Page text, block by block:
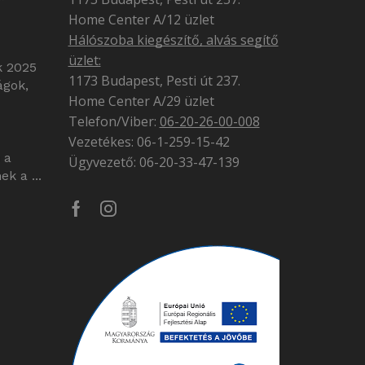
2025
a
a ...
Home Center A/12 üzlet
Hálószoba kiegészítő, alvás segítő
üzlet:
1173 Budapest, Pesti út 237.
Home Center A/29 üzlet
Telefon/Viber: 06-20-26-00-008
Vezetékes: 06-1-259-15-42
Ügyvezető: 06-20-33-47-139
FacebookInstagram